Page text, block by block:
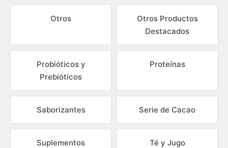
Otros
Otros Productos
Destacados
Probióticos y
Prebióticos
Proteínas
Saborizantes Serie de Cacao
Suplementos
Té y Jugo